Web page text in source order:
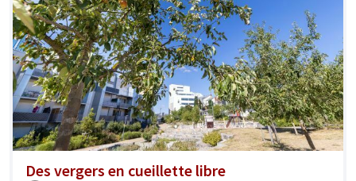
Des vergers en cueillette libre